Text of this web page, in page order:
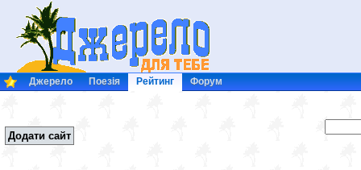
Джерело Поезія Рейтинг Форум
Додати сайт